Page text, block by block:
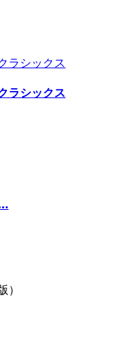
ラシックス
ラシックス
）